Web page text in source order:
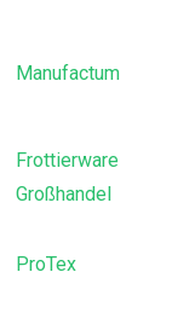
Manufactum
Frottierware
Großhandel
ProTex